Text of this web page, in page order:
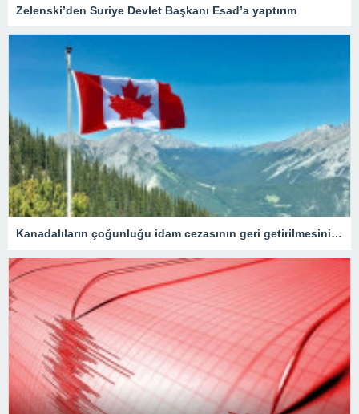
Zelenski’den Suriye Devlet Başkanı Esad’a yaptırım
Kanadalıların çoğunluğu idam cezasının geri getirilmesini onaylıyor